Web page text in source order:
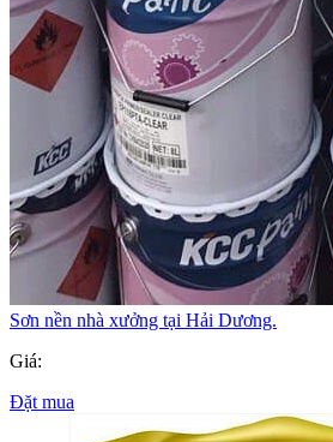
Sơn nền nhà xưởng tại Hải Dương.
Giá:
Đặt mua